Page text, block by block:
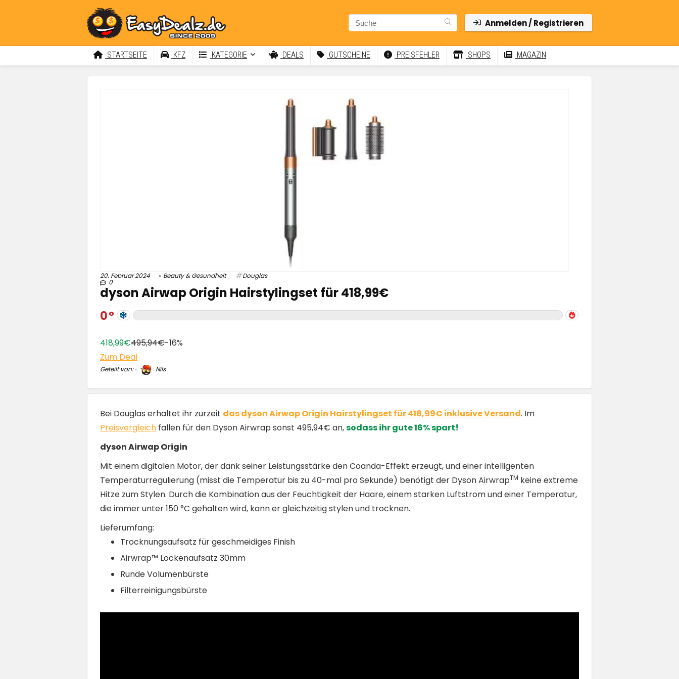
Anmelden / Registrieren
STARTSEITE KFZ KATEGORIE DEALS GUTSCHEINE PREISFEHLER SHOPS MAGAZIN
20. Februar 2024 Beauty & Gesundheit Douglas
0
dyson Airwap Origin Hairstylingset für 418,99€
0
418,99€495,94€-16%
Zum Deal
Geteilt von: Nils
Bei Douglas erhaltet ihr zurzeit das dyson Airwap Origin Hairstylingset für 418,99€ inklusive Versand. Im
Preisvergleich fallen für den Dyson Airwrap sonst 495,94€ an,sodass ihr gute 16% spart!
dyson Airwap Origin
Mit einem digitalen Motor, der dank seiner Leistungsstärke den Coanda-Effekt erzeugt, und einer intelligenten
Temperaturregulierung (misst die Temperatur bis zu 40-mal pro Sekunde) benötigt der Dyson AirwrapTM keine extreme
Hitze zum Stylen. Durch die Kombination aus der Feuchtigkeit der Haare, einem starken Luftstrom und einer Temperatur,
die immer unter 150 °C gehalten wird, kann er gleichzeitig stylen und trocknen.
Lieferumfang:
Trocknungsaufsatz für geschmeidiges Finish
Airwrap™ Lockenaufsatz 30mm
Runde Volumenbürste
Filterreinigungsbürste